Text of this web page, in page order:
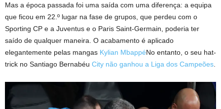
Mas a época passada foi uma saída com uma diferença: a equipa
que ficou em 22.º lugar na fase de grupos, que perdeu com o
Sporting CP e a Juventus e o Paris Saint-Germain, poderia ter
saído de qualquer maneira. O acabamento é aplicado
elegantemente pelas mangas Kylian MbappéNo entanto, o seu hat-
trick no Santiago Bernabéu City não ganhou a Liga dos Campeões.